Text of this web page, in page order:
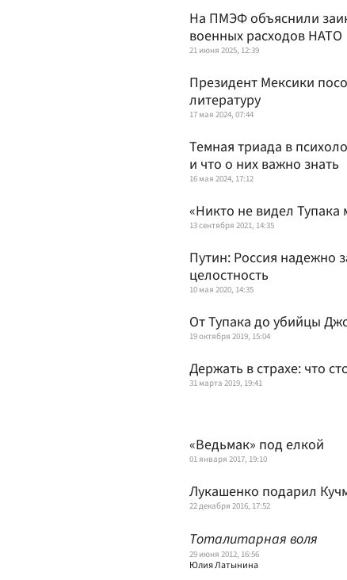
На ПМЭФ объяснили
военных расходов НАТО
21 июня 2025, 12:39
Президент Мексики
литературу
17 мая 2024, 07:44
Темная триада в
и что о них важно знать
16 мая 2024, 17:12
«Никто не видел Тупака
13 сентября 2021, 14:35
Путин: Россия надежно
целостность
10 мая 2020, 14:35
От Тупака до убийцы
19 октября 2019, 15:04
Держать в страхе: что
31 марта 2019, 19:41
«Ведьмак» под елкой
01 января 2017, 19:10
Лукашенко подарил
22 декабря 2016, 17:52
Тоталитарная воля
29 июня 2012, 16:56
Юлия Латынина